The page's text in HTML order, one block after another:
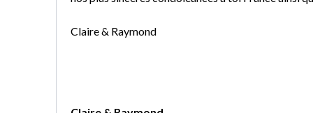
Claire & Raymond